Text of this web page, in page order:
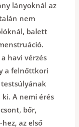
lányoknál az
nem
balett
havi vérzés
a felnőttkori
ki. A nemi érés
bőr,
az első